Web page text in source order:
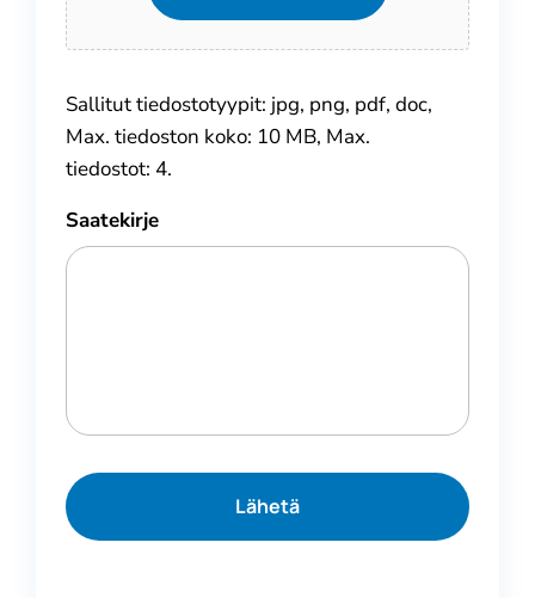
Sallitut tiedostotyypit: jpg, png, pdf, doc,
Max. tiedoston koko: 10 MB, Max.
tiedostot: 4.
Saatekirje